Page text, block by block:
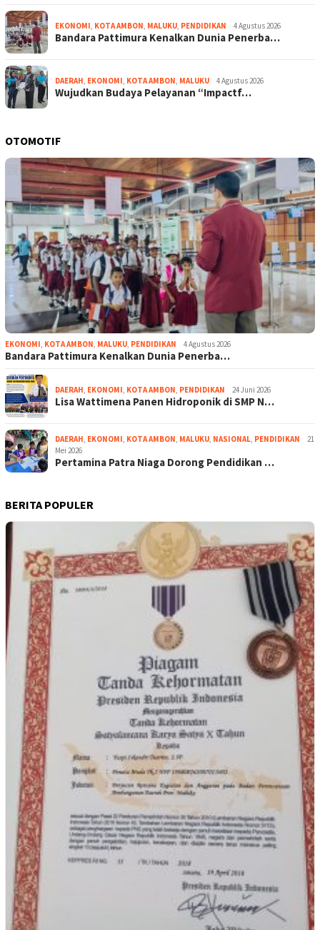
EKONOMI, KOTA AMBON, MALUKU, PENDIDIKAN 4 Agustus 2026
Bandara Pattimura Kenalkan Dunia Penerba…
DAERAH, EKONOMI, KOTA AMBON, MALUKU 4 Agustus 2026
Wujudkan Budaya Pelayanan “Impactf…
OTOMOTIF
EKONOMI, KOTA AMBON, MALUKU, PENDIDIKAN 4 Agustus 2026
Bandara Pattimura Kenalkan Dunia Penerba…
DAERAH, EKONOMI, KOTA AMBON, PENDIDIKAN 24 Juni 2026
Lisa Wattimena Panen Hidroponik di SMP N…
DAERAH, EKONOMI, KOTA AMBON, MALUKU, NASIONAL, PENDIDIKAN
21
Mei 2026
Pertamina Patra Niaga Dorong Pendidikan …
BERITA POPULER